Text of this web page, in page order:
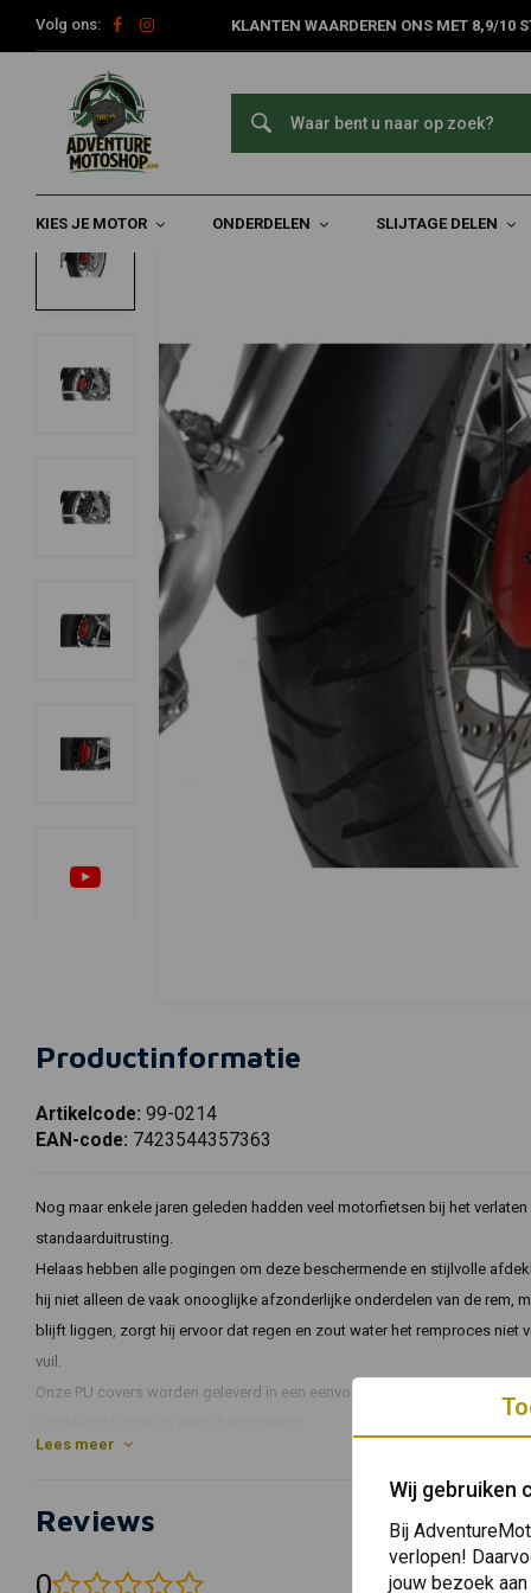
Volg ons: KLANTEN WAARDEREN ONS MET 8,9/10
KIES JE MOTOR ONDERDELEN SLIJTAGE DELEN
Home Slijtage Delen Remmerij Rem Onderdelen Voorzijde
TOURATECH
Remklauw Deksel Set Voorzijde voor BMW
0/5 (0 reviews)
Productinformatie
Artikelcode: 99-0214
EAN-code: 7423544357363
Nog maar enkele jaren geleden hadden veel motorfietsen bij het
standaarduitrusting.
Helaas hebben alle pogingen om deze beschermende en stijlvolle
hij niet alleen de vaak onooglijke afzonderlijke onderdelen van de
blijft liggen, zorgt hij ervoor dat regen en zout water het remproces niet
vuil.
Onze PU covers worden geleverd in een eenvoudig te installeren kit en
- gemakkelijk te verwijderen voor onderhoudswerkzaamheden
- met precisie gemaakt
Lees meer
Reviews
0
Wij gebruiken
Bij
verlopen!
jouw bezoek